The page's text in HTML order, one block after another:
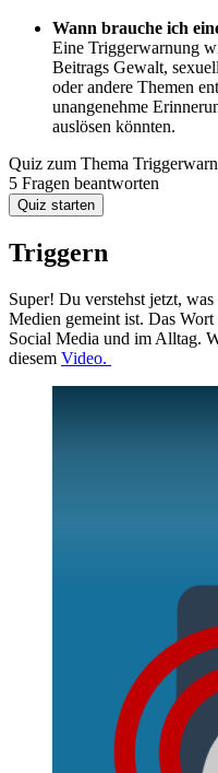
Wann brauche ich
Eine Triggerwarnung
Beitrags Gewalt,
oder andere Themen
unangenehme
auslösen könnten.
Quiz zum Thema
5 Fragen beantworten
Quiz starten
Triggern
Super! Du verstehst jetzt,
Medien gemeint ist. Das Wort
Social Media und im Alltag.
diesem Video.